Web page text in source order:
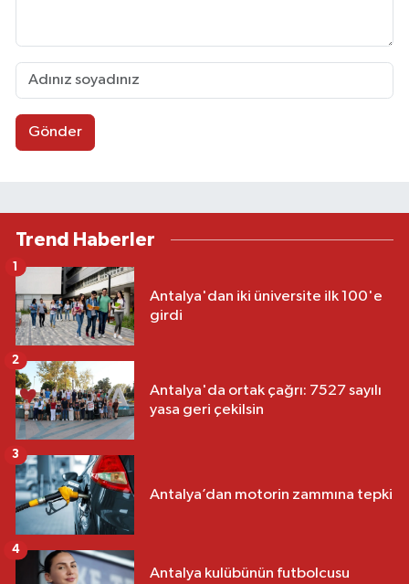
Gönder
Trend Haberler
Antalya'dan iki üniversite ilk 100'e
girdi
1
Antalya'da ortak çağrı: 7527 sayılı
yasa geri çekilsin
2
Antalya’dan motorin zammına tepki
3
Antalya kulübünün futbolcusu
4